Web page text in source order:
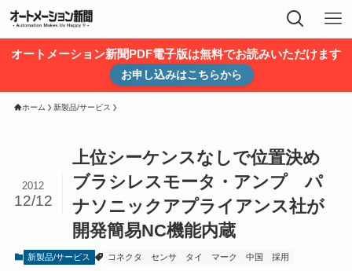
オートメーション新聞PDF電子版は無料でお読みいただけます
お申し込みはこちらから
ホーム 新製品/サービス
上位シーケンスなしで位置決め
ブラシレスモータ・アンプ パ
ナソニックアプライアンス社が
開発簡易NC機能内蔵
2012
12/12
新製品/サービス コネクタ センサ タイ マーク 中国 採用